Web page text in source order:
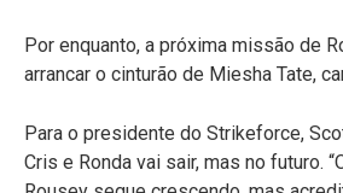
Por enquanto, a próxima missão de
arrancar o cinturão de Miesha Tate,
Para o presidente do Strikeforce,
Cris e Ronda vai sair, mas no futuro.